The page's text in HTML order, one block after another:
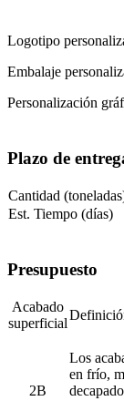
Logotipo
Embalaje
Personalización
Plazo de
Cantidad
Est. Tiempo (días)
Presupuesto
Acabado
superficial
2B
Los
en frío,